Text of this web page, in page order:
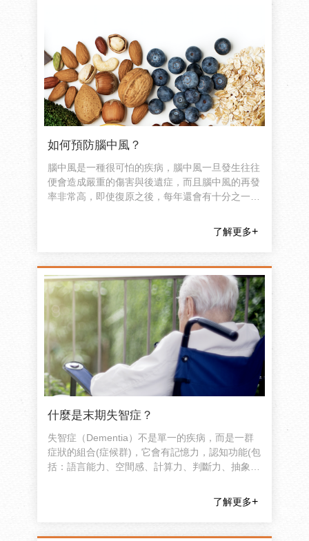
如何預防腦中風？
腦中風是一種很可怕的疾病，腦中風一旦發生往往
便會造成嚴重的傷害與後遺症，而且腦中風的再發
率非常高，即使復原之後，每年還會有十分之一的
了解更多
什麼是末期失智症？
失智症（Dementia）不是單一的疾病，而是一群
症狀的組合(症候群)，它會有記憶力，認知功能(包
括：語言能力、空間感、計算力、判斷力、抽象思
了解更多